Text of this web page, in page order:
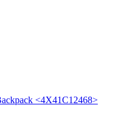
<4X41C12468>